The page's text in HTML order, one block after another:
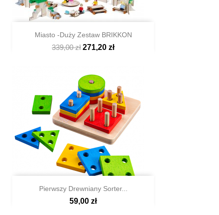
Szybki podgląd
Miasto -duży Zestaw BRIKKON
339,00 zł 271,20 zł
Szybki podgląd
Pierwszy Drewniany Sorter...
59,00 zł